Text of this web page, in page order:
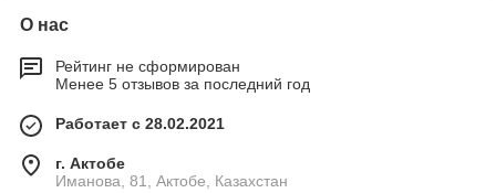
О нас
Рейтинг не сформирован
Менее 5 отзывов за последний год
Работает с 28.02.2021
г. Актобе
Иманова, 81, Актобе, Казахстан